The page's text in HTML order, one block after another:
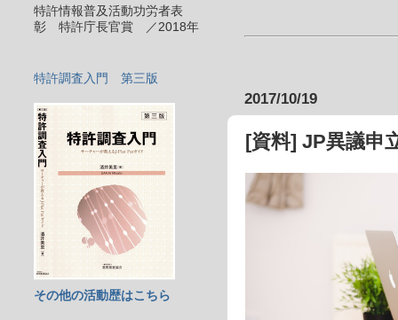
2017/10/19
[資料] JP異議申
特許情報普及活動功労者表
彰 特許庁長官賞 ／2018年
特許調査入門 第三版
その他の活動歴はこちら